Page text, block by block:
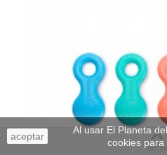
aceptar
Al usar El Planeta
cookies
Arriba